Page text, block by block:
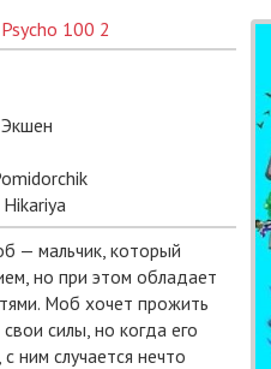
100 2
— мальчик, который
но при этом обладает
Моб хочет прожить
силы, но когда его
ним случается нечто